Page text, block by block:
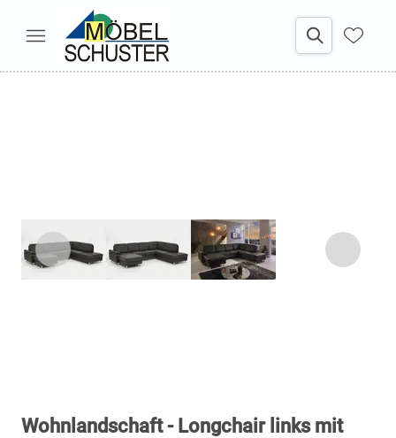
Wohnlandschaft - Longchair links mit